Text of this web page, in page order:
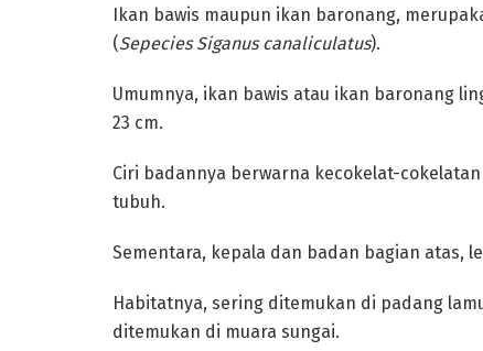
Ikan bawis maupun ikan baronang,
(Sepecies Siganus canaliculatus).
Umumnya, ikan bawis atau ikan baronang
23 cm.
Ciri badannya berwarna kecokelat-
tubuh.
Sementara, kepala dan badan bagian atas,
Habitatnya, sering ditemukan di padang
ditemukan di muara sungai.